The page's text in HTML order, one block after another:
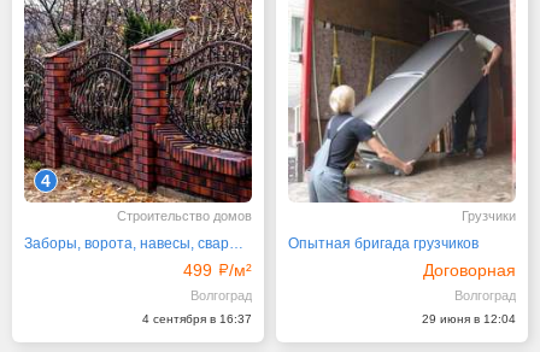
4
Строительство домов
499 /м²
Волгоград
4 сентября в 16:37
Грузчики
Опытная бригада грузчиков
Договорная
Волгоград
29 июня в 12:04